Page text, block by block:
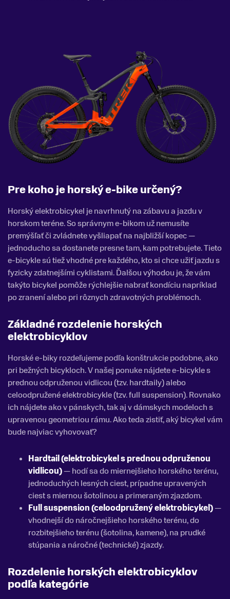
Pre koho je horský e-bike určený?
Horský elektrobicykel je navrhnutý na zábavu a jazdu v
horskom teréne. So správnym e-bikom už nemusíte
premýšľať či zvládnete vyšliapať na najbližší kopec —
jednoducho sa dostanete presne tam, kam potrebujete. Tieto
e-bicykle sú tiež vhodné pre každého, kto si chce užiť jazdu s
fyzicky zdatnejšími cyklistami. Ďalšou výhodou je, že vám
takýto bicykel pomôže rýchlejšie nabrať kondíciu napríklad
po zranení alebo pri rôznych zdravotných problémoch.
Základné rozdelenie horských
elektrobicyklov
Horské e-biky rozdeľujeme podľa konštrukcie podobne, ako
pri bežných bicykloch. V našej ponuke nájdete e-bicykle s
prednou odpruženou vidlicou (tzv. hardtaily) alebo
celoodpružené elektrobicykle (tzv. full suspension). Rovnako
ich nájdete ako v pánskych, tak aj v dámskych modeloch s
upravenou geometriou rámu. Ako teda zistiť, aký bicykel vám
bude najviac vyhovovať?
Hardtail (elektrobicykel s prednou odpruženou
vidlicou)— hodí sa do miernejšieho horského terénu,
jednoduchých lesných ciest, prípadne upravených
ciest s miernou šotolinou a primeraným zjazdom.
Full suspension (celoodpružený elektrobicykel)—
vhodnejší do náročnejšieho horského terénu, do
rozbitejšieho terénu (šotolina, kamene), na prudké
stúpania a náročné (technické) zjazdy.
Rozdelenie horských elektrobicyklov
podľa kategórie